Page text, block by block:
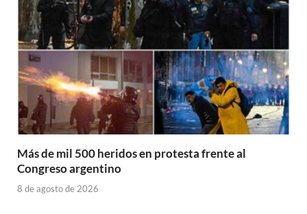
Más de mil 500 heridos en protesta frente al
Congreso argentino
8 de agosto de 2026